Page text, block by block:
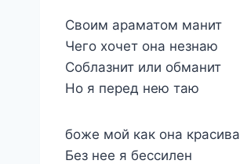
Своим араматом манит
Чего хочет она незнаю
Соблазнит или обманит
Но я перед нею таю
боже мой как она красива
Без нее я бессилен